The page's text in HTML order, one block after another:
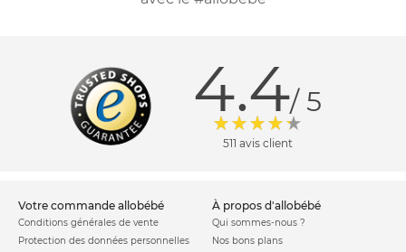
4.4/ 5
511 avis client
votre commande allobébé
Conditions générales de vente
Protection des données personnelles
à propos d'allobébé
Qui sommes-nous ?
Nos bons plans